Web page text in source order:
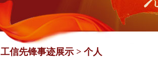
工信先锋事迹展示 > 个人